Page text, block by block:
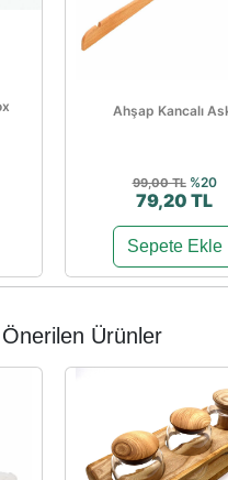
Ahşap Kancalı
99,00 TL %20
79,20 TL
Sepete Ekle
Ürünler